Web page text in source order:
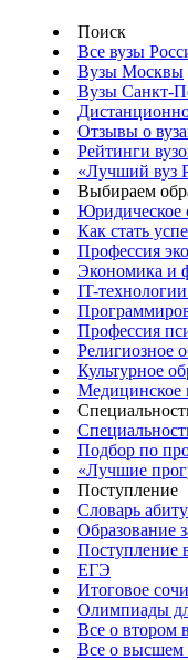
Поиск
Все вузы
Вузы Москвы
Вузы Санкт-
Отзывы о
Рейтинги
«Лучший вуз
Выбираем
Юридическое
Как стать
Профессия
Экономика и
IT-
Профессия
Религиозное
Культурное
Медицинское
Подбор по
«Лучшие
Поступление
Словарь
Образование
Поступление
ЕГЭ
Итоговое
Олимпиады
Все о втором
Все о высшем